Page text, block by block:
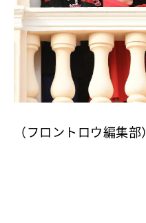
（フロントロウ編集部）